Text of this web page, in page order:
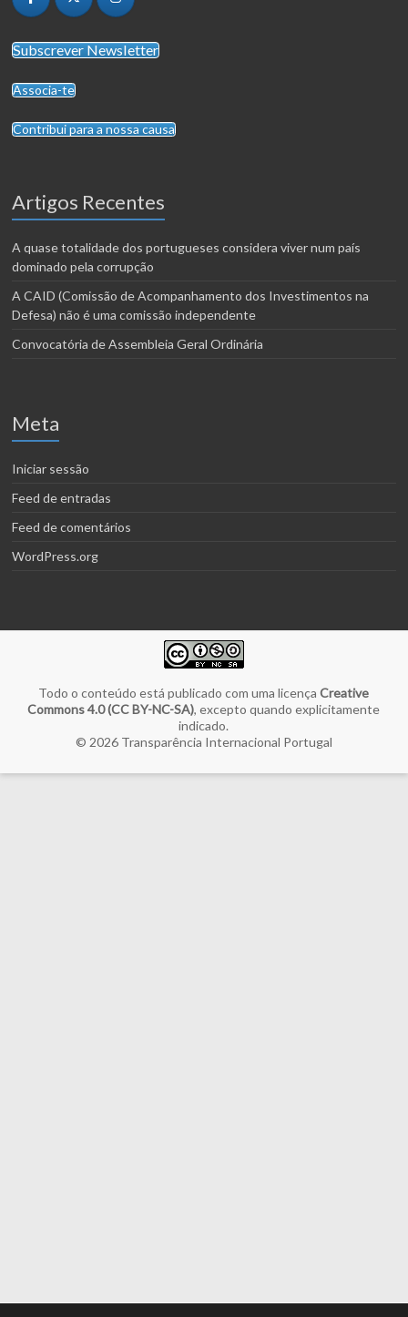
Subscrever Newsletter
Associa-te
Contribui para a nossa causa
Artigos Recentes
A quase totalidade dos portugueses considera viver num país
dominado pela corrupção
A CAID (Comissão de Acompanhamento dos Investimentos na
Defesa) não é uma comissão independente
Convocatória de Assembleia Geral Ordinária
Meta
Iniciar sessão
Feed de entradas
Feed de comentários
WordPress.org
Todo o conteúdo está publicado com uma licençaCreative
Commons 4.0 (CC BY-NC-SA), excepto quando explicitamente
indicado.
© 2026 Transparência Internacional Portugal